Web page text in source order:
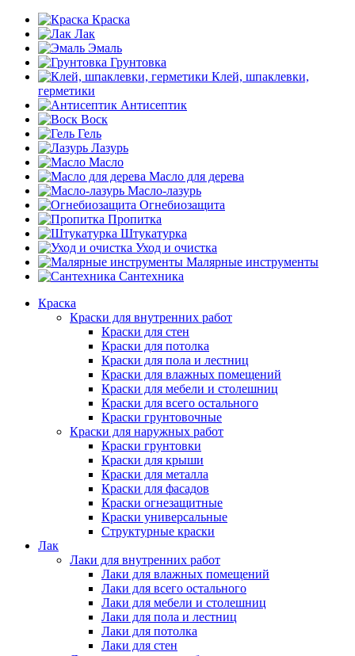
Краска
Лак
Эмаль
Грунтовка
Клей, шпаклевки,
герметики
Антисептик
Воск
Гель
Лазурь
Масло
Масло для дерева
Масло-лазурь
Огнебиозащита
Пропитка
Штукатурка
Уход и очистка
Малярные инструменты
Сантехника
Краска
Краски для внутренних работ
Краски для стен
Краски для потолка
Краски для пола и лестниц
Краски для влажных помещений
Краски для мебели и столешниц
Краски для всего остального
Краски грунтовочные
Краски для наружных работ
Краски грунтовки
Краски для крыши
Краски для металла
Краски для фасадов
Краски огнезащитные
Краски универсальные
Структурные краски
Лак
Лаки для внутренних работ
Лаки для влажных помещений
Лаки для всего остального
Лаки для мебели и столешниц
Лаки для пола и лестниц
Лаки для потолка
Лаки для стен